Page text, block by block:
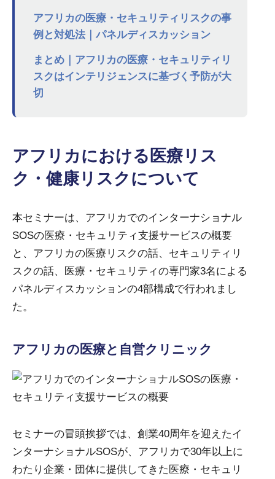
アフリカの医療・セキュリティリスクの事
例と対処法｜パネルディスカッション
まとめ｜アフリカの医療・セキュリティリ
スクはインテリジェンスに基づく予防が大
切
アフリカにおける医療リス
ク・健康リスクについて
本セミナーは、アフリカでのインターナショナル
SOSの医療・セキュリティ支援サービスの概要
と、アフリカの医療リスクの話、セキュリティリ
スクの話、医療・セキュリティの専門家3名による
パネルディスカッションの4部構成で行われまし
た。
アフリカの医療と自営クリニック
セミナーの冒頭挨拶では、創業40周年を迎えたイ
ンターナショナルSOSが、アフリカで30年以上に
わたり企業・団体に提供してきた医療・セキュリ